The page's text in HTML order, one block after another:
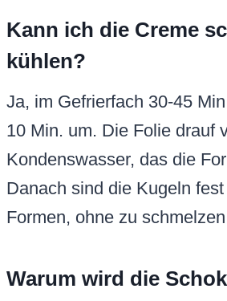
Kann ich die Creme
kühlen?
Ja, im Gefrierfach 30-45
10 Min. um. Die Folie drauf
Kondenswasser, das die
Danach sind die Kugeln
Formen, ohne zu
Warum wird die